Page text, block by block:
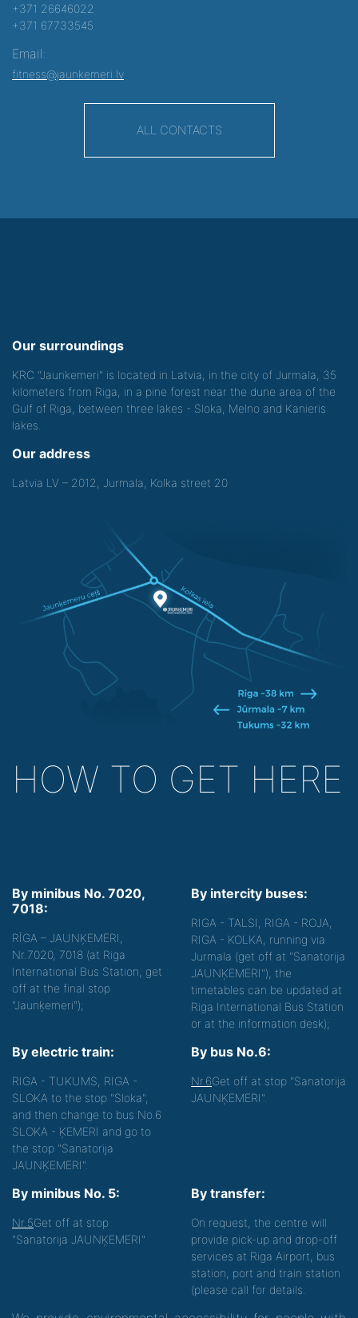
+371 26646022
+371 67733545
Email:
fitness@jaunkemeri.lv
ALL CONTACTS
Our surroundings
KRC "Jaunkemeri" is located in Latvia, in the city of Jurmala, 35
kilometers from Riga, in a pine forest near the dune area of the
Gulf of Riga, between three lakes - Sloka, Melno and Kanieris
lakes.
Our address
Latvia LV – 2012, Jurmala, Kolka street 20
HOW TO GET HERE
By minibus No. 7020,
7018:
RĪGA – JAUNĶEMERI,
Nr.7020, 7018 (at Riga
International Bus Station, get
off at the final stop
"Jaunķemeri");
By intercity buses:
RIGA - TALSI, RIGA - ROJA,
RIGA - KOLKA, running via
Jurmala (get off at "Sanatorija
JAUNĶEMERI"), the
timetables can be updated at
Riga International Bus Station
or at the information desk);
By electric train:
RIGA - TUKUMS, RIGA -
SLOKA to the stop "Sloka",
and then change to bus No.6
SLOKA - ĶEMERI and go to
the stop "Sanatorija
JAUNĶEMERI".
By bus No.6:
Nr.6Get off at stop "Sanatorija
JAUNĶEMERI".
By minibus No. 5:
Nr.5Get off at stop
"Sanatorija JAUNĶEMERI"
By transfer:
On request, the centre will
provide pick-up and drop-off
services at Riga Airport, bus
station, port and train station
(please call for details.